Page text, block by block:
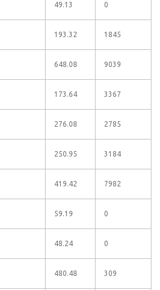
49.13 0
193.32 1845
648.08 9039
173.64 3367
276.08 2785
250.95 3184
419.42 7982
59.19 0
48.24 0
480.48 309